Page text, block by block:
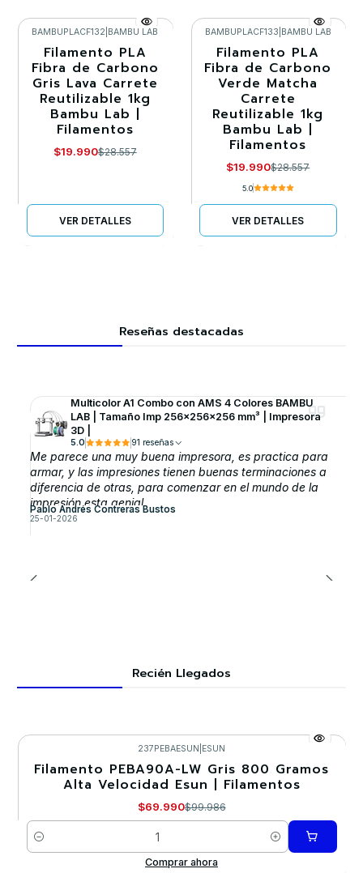
-30%
Agotado
BAMBUPLACF132 BAMBU LAB
Filamento PLA
Fibra de Carbono
Gris Lava Carrete
Reutilizable 1kg
Bambu Lab |
Filamentos
$19.990$28.557
VER DETALLES
-30%
Agotado
BAMBUPLACF133 BAMBU LAB
Filamento PLA
Fibra de Carbono
Verde Matcha
Carrete
Reutilizable 1kg
Bambu Lab |
Filamentos
$19.990$28.557
5.0
VER DETALLES
Reseñas destacadas
Multicolor A1 Combo con AMS 4 Colores BAMBU
LAB | Tamaño Imp 256×256×256 mm³ | Impresora
3D |
5.0 91 reseñas
Me parece una muy buena impresora, es practica para
armar, y las impresiones tienen buenas terminaciones a
diferencia de otras, para comenzar en el mundo de la
impresión esta genial.
Pablo Andrés Contreras Bustos
25-01-2026
Recién Llegados
-30%
237PEBAESUN ESUN
Filamento PEBA90A-LW Gris 800 Gramos
Alta Velocidad Esun | Filamentos
$69.990$99.986
Cantidad
Comprar ahora